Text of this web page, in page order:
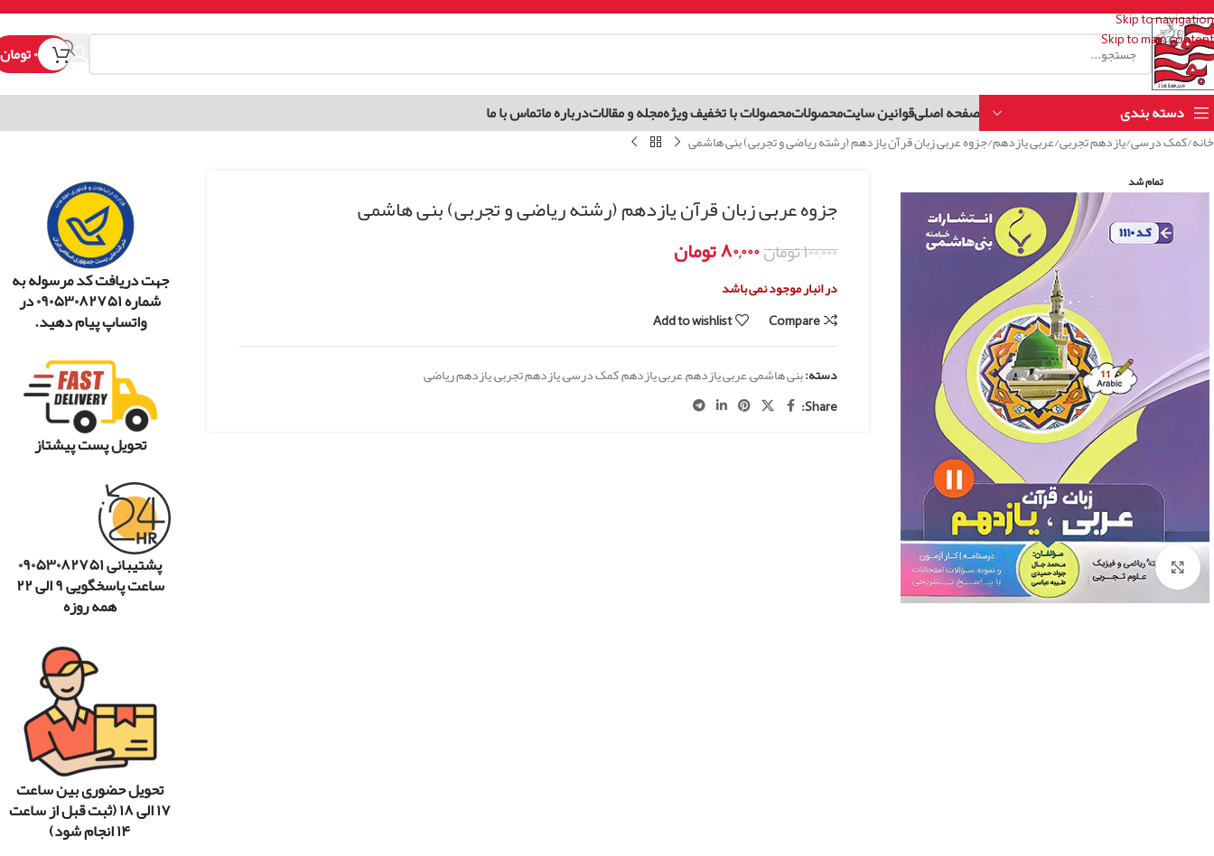
Skip to navigation
Skip to main content
۰تومان
دسته بندی صفحه اصلیقوانین سایتمحصولاتمحصولات با تخفیف ویژهمجله و مقالاتدرباره ماتماس با ما
خانه کمک درسی یازدهم تجربی عربی یازدهم جزوه عربی زبان قرآن یازدهم (رشته ریاضی و تجربی) بنی هاشمی
تمام شد
Click to enlarge
جزوه عربی زبان قرآن یازدهم (رشته ریاضی و تجربی) بنی هاشمی
۱۰۰,۰۰۰تومان۸۰,۰۰۰تومان
در انبار موجود نمی باشد
Compare
Add to wishlist
دسته:بنی هاشمی,عربی یازدهم,عربی یازدهم,کمک درسی,یازدهم تجربی,یازدهم ریاضی
Share:
جهت دریافت کد مرسوله به
شماره ۰۹۰۵۳۰۸۲۷۵۱ در
واتساپ پیام دهید.
تحویل پست پیشتاز
پشتیبانی ۰۹۰۵۳۰۸۲۷۵۱
ساعت پاسخگویی ۹ الی ۲۲
همه روزه
تحویل حضوری بین ساعت
۱۷ الی ۱۸ (ثبت قبل از ساعت
۱۴ انجام شود)